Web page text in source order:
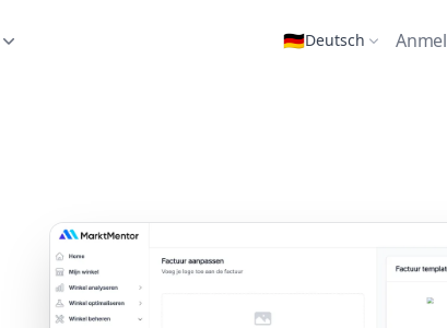
🇩🇪Deutsch